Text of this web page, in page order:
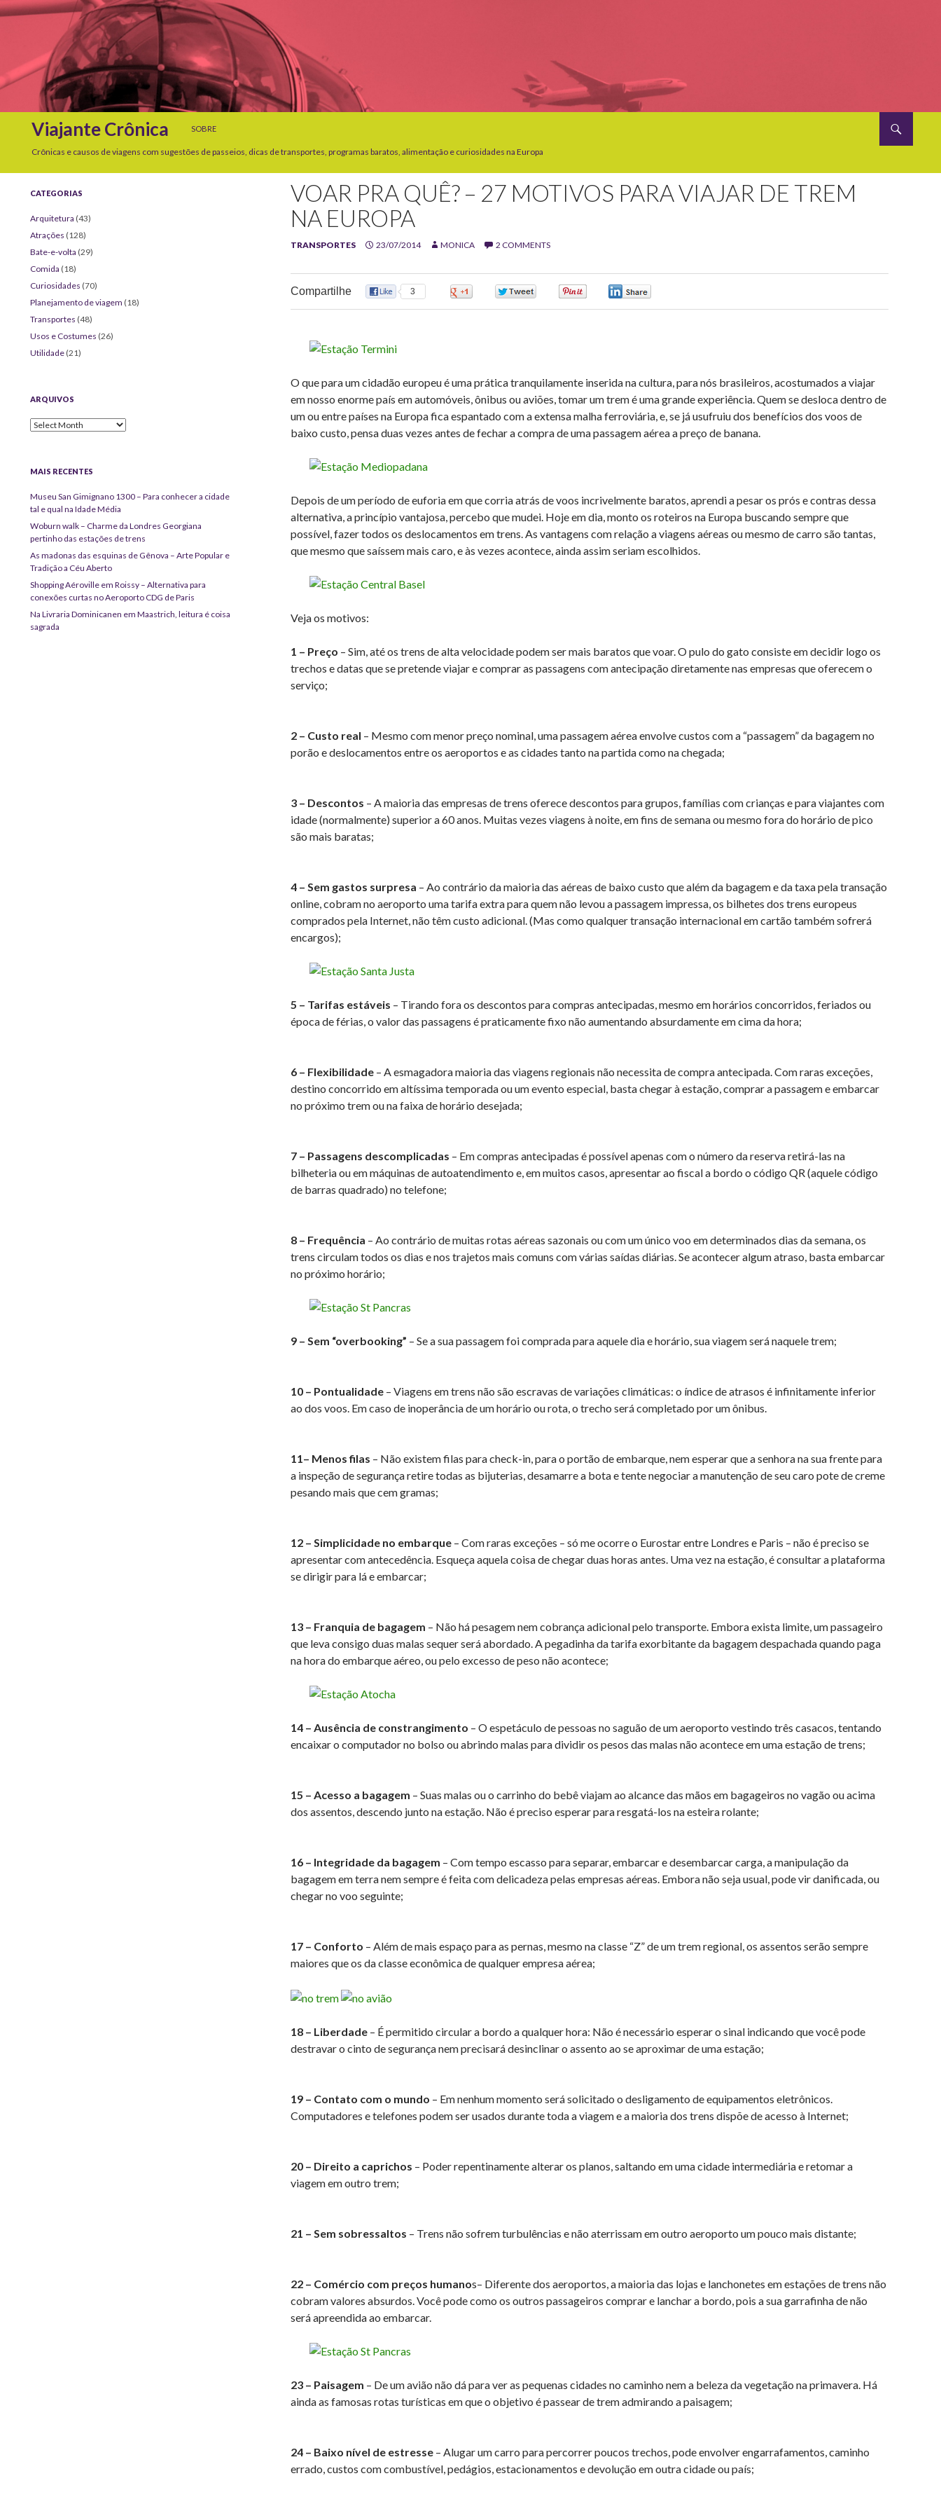
Viajante Crônica
SOBRE
Crônicas e causos de viagens com sugestões de passeios, dicas de transportes, programas baratos, alimentação e curiosidades na Europa
VOAR PRA QUÊ? – 27 MOTIVOS PARA VIAJAR DE TREM
NA EUROPA
TRANSPORTES 23/07/2014 MONICA 2 COMMENTS
Compartilhe 3
O que para um cidadão europeu é uma prática tranquilamente inserida na cultura, para nós brasileiros, acostumados a viajar
em nosso enorme país em automóveis, ônibus ou aviões, tomar um trem é uma grande experiência. Quem se desloca dentro de
um ou entre países na Europa fica espantado com a extensa malha ferroviária, e, se já usufruiu dos benefícios dos voos de
baixo custo, pensa duas vezes antes de fechar a compra de uma passagem aérea a preço de banana.
Depois de um período de euforia em que corria atrás de voos incrivelmente baratos, aprendi a pesar os prós e contras dessa
alternativa, a princípio vantajosa, percebo que mudei. Hoje em dia, monto os roteiros na Europa buscando sempre que
possível, fazer todos os deslocamentos em trens. As vantagens com relação a viagens aéreas ou mesmo de carro são tantas,
que mesmo que saíssem mais caro, e às vezes acontece, ainda assim seriam escolhidos.
Veja os motivos:
1 – Preço – Sim, até os trens de alta velocidade podem ser mais baratos que voar. O pulo do gato consiste em decidir logo os
trechos e datas que se pretende viajar e comprar as passagens com antecipação diretamente nas empresas que oferecem o
serviço;
2 – Custo real – Mesmo com menor preço nominal, uma passagem aérea envolve custos com a “passagem” da bagagem no
porão e deslocamentos entre os aeroportos e as cidades tanto na partida como na chegada;
3 – Descontos – A maioria das empresas de trens oferece descontos para grupos, famílias com crianças e para viajantes com
idade (normalmente) superior a 60 anos. Muitas vezes viagens à noite, em fins de semana ou mesmo fora do horário de pico
são mais baratas;
4 – Sem gastos surpresa – Ao contrário da maioria das aéreas de baixo custo que além da bagagem e da taxa pela transação
online, cobram no aeroporto uma tarifa extra para quem não levou a passagem impressa, os bilhetes dos trens europeus
comprados pela Internet, não têm custo adicional. (Mas como qualquer transação internacional em cartão também sofrerá
encargos);
5 – Tarifas estáveis – Tirando fora os descontos para compras antecipadas, mesmo em horários concorridos, feriados ou
época de férias, o valor das passagens é praticamente fixo não aumentando absurdamente em cima da hora;
6 – Flexibilidade – A esmagadora maioria das viagens regionais não necessita de compra antecipada. Com raras exceções,
destino concorrido em altíssima temporada ou um evento especial, basta chegar à estação, comprar a passagem e embarcar
no próximo trem ou na faixa de horário desejada;
7 – Passagens descomplicadas – Em compras antecipadas é possível apenas com o número da reserva retirá-las na
bilheteria ou em máquinas de autoatendimento e, em muitos casos, apresentar ao fiscal a bordo o código QR (aquele código
de barras quadrado) no telefone;
8 – Frequência – Ao contrário de muitas rotas aéreas sazonais ou com um único voo em determinados dias da semana, os
trens circulam todos os dias e nos trajetos mais comuns com várias saídas diárias. Se acontecer algum atraso, basta embarcar
no próximo horário;
9 – Sem “overbooking” – Se a sua passagem foi comprada para aquele dia e horário, sua viagem será naquele trem;
10 – Pontualidade – Viagens em trens não são escravas de variações climáticas: o índice de atrasos é infinitamente inferior
ao dos voos. Em caso de inoperância de um horário ou rota, o trecho será completado por um ônibus.
11– Menos filas – Não existem filas para check-in, para o portão de embarque, nem esperar que a senhora na sua frente para
a inspeção de segurança retire todas as bijuterias, desamarre a bota e tente negociar a manutenção de seu caro pote de creme
pesando mais que cem gramas;
12 – Simplicidade no embarque – Com raras exceções – só me ocorre o Eurostar entre Londres e Paris – não é preciso se
apresentar com antecedência. Esqueça aquela coisa de chegar duas horas antes. Uma vez na estação, é consultar a plataforma
se dirigir para lá e embarcar;
13 – Franquia de bagagem – Não há pesagem nem cobrança adicional pelo transporte. Embora exista limite, um passageiro
que leva consigo duas malas sequer será abordado. A pegadinha da tarifa exorbitante da bagagem despachada quando paga
na hora do embarque aéreo, ou pelo excesso de peso não acontece;
14 – Ausência de constrangimento – O espetáculo de pessoas no saguão de um aeroporto vestindo três casacos, tentando
encaixar o computador no bolso ou abrindo malas para dividir os pesos das malas não acontece em uma estação de trens;
15 – Acesso a bagagem – Suas malas ou o carrinho do bebê viajam ao alcance das mãos em bagageiros no vagão ou acima
dos assentos, descendo junto na estação. Não é preciso esperar para resgatá-los na esteira rolante;
16 – Integridade da bagagem – Com tempo escasso para separar, embarcar e desembarcar carga, a manipulação da
bagagem em terra nem sempre é feita com delicadeza pelas empresas aéreas. Embora não seja usual, pode vir danificada, ou
chegar no voo seguinte;
17 – Conforto – Além de mais espaço para as pernas, mesmo na classe “Z” de um trem regional, os assentos serão sempre
maiores que os da classe econômica de qualquer empresa aérea;
18 – Liberdade – É permitido circular a bordo a qualquer hora: Não é necessário esperar o sinal indicando que você pode
destravar o cinto de segurança nem precisará desinclinar o assento ao se aproximar de uma estação;
19 – Contato com o mundo – Em nenhum momento será solicitado o desligamento de equipamentos eletrônicos.
Computadores e telefones podem ser usados durante toda a viagem e a maioria dos trens dispõe de acesso à Internet;
20 – Direito a caprichos – Poder repentinamente alterar os planos, saltando em uma cidade intermediária e retomar a
viagem em outro trem;
21 – Sem sobressaltos – Trens não sofrem turbulências e não aterrissam em outro aeroporto um pouco mais distante;
22 – Comércio com preços humanos– Diferente dos aeroportos, a maioria das lojas e lanchonetes em estações de trens não
cobram valores absurdos. Você pode como os outros passageiros comprar e lanchar a bordo, pois a sua garrafinha de não
será apreendida ao embarcar.
23 – Paisagem – De um avião não dá para ver as pequenas cidades no caminho nem a beleza da vegetação na primavera. Há
ainda as famosas rotas turísticas em que o objetivo é passear de trem admirando a paisagem;
24 – Baixo nível de estresse – Alugar um carro para percorrer poucos trechos, pode envolver engarrafamentos, caminho
errado, custos com combustível, pedágios, estacionamentos e devolução em outra cidade ou país;
CATEGORIAS
Arquitetura (43)
Atrações (128)
Bate-e-volta (29)
Comida (18)
Curiosidades (70)
Planejamento de viagem (18)
Transportes (48)
Usos e Costumes (26)
Utilidade (21)
ARQUIVOS
Arquivos
MAIS RECENTES
Museu San Gimignano 1300 – Para conhecer a cidade
tal e qual na Idade Média
Woburn walk – Charme da Londres Georgiana
pertinho das estações de trens
As madonas das esquinas de Gênova – Arte Popular e
Tradição a Céu Aberto
Shopping Aéroville em Roissy – Alternativa para
conexões curtas no Aeroporto CDG de Paris
Na Livraria Dominicanen em Maastrich, leitura é coisa
sagrada